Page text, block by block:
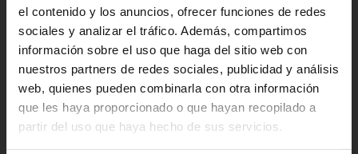
el contenido y los anuncios, ofrecer funciones de redes
sociales y analizar el tráfico. Además, compartimos
información sobre el uso que haga del sitio web con
nuestros partners de redes sociales, publicidad y análisis
web, quienes pueden combinarla con otra información
que les haya proporcionado o que hayan recopilado a
partir del uso que haya hecho de sus servicios.